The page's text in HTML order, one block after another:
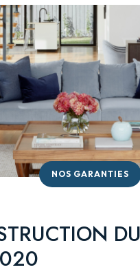
NOS GARANTIES